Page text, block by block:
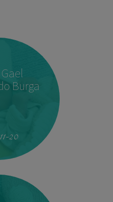
Burga
20